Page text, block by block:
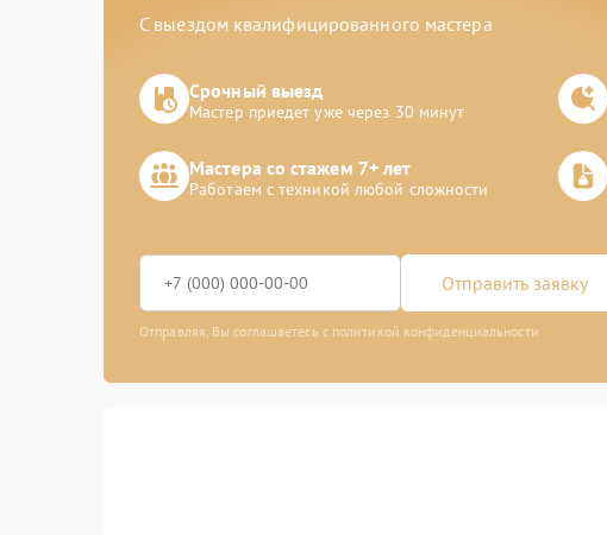
С выездом квалифицированного мастера
Срочный выезд
Мастер приедет уже через 30 минут
Мастера со стажем 7+ лет
Работаем с техникой любой сложности
Отправить заявку
Отправляя, Вы соглашаетесь с политикой конфиденциальности